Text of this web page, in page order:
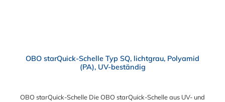
OBO starQuick-Schelle Typ SQ, lichtgrau, Polyamid
(PA), UV-beständig
OBO starQuick-Schelle Die OBO starQuick-Schelle aus UV- und